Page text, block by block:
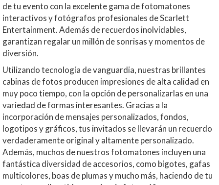
de tu evento con la excelente gama de fotomatones
interactivos y fotógrafos profesionales de Scarlett
Entertainment. Además de recuerdos inolvidables,
garantizan regalar un millón de sonrisas y momentos de
diversión.
Utilizando tecnología de vanguardia, nuestras brillantes
cabinas de fotos producen impresiones de alta calidad en
muy poco tiempo, con la opción de personalizarlas en una
variedad de formas interesantes. Gracias a la
incorporación de mensajes personalizados, fondos,
logotipos y gráficos, tus invitados se llevarán un recuerdo
verdaderamente original y altamente personalizado.
Además, muchos de nuestros fotomatones incluyen una
fantástica diversidad de accesorios, como bigotes, gafas
multicolores, boas de plumas y mucho más, haciendo de tu